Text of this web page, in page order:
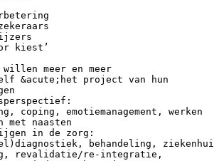
kiest’
willen meer en meer
&acute;het project van hun
coping, emotiemanagement, werken
met naasten
in de zorg:
behandeling,
revalidatie/re-integratie,